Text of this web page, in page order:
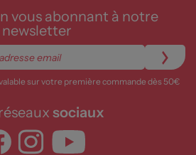
vous abonnant à notre
newsletter
sur votre première commande dès 50€
sociaux